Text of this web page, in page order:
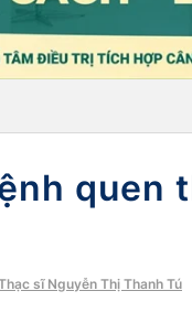
quen
sĩ Nguyễn Thị Thanh Tú